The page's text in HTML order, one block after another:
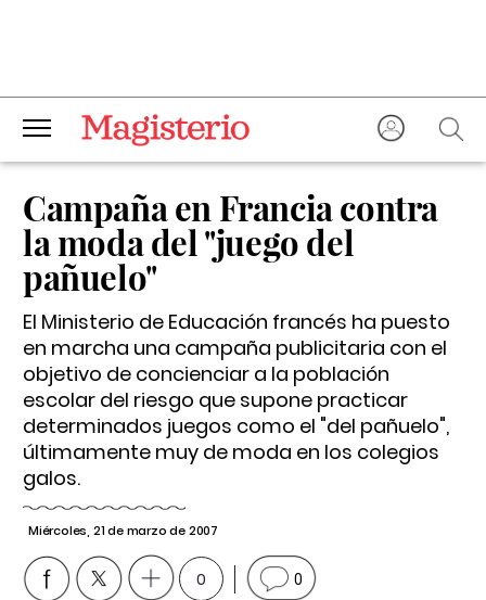
Campaña en Francia contra
la moda del "juego del
pañuelo"
El Ministerio de Educación francés ha puesto
en marcha una campaña publicitaria con el
objetivo de concienciar a la población
escolar del riesgo que supone practicar
determinados juegos como el "del pañuelo",
últimamente muy de moda en los colegios
galos.
Miércoles, 21 de marzo de 2007
0 0